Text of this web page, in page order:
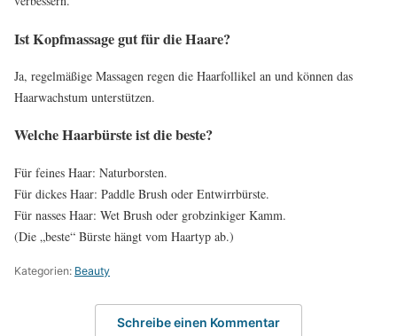
Ist Kopfmassage gut für die Haare?
Ja, regelmäßige Massagen regen die Haarfollikel an und können das
Haarwachstum unterstützen.
Welche Haarbürste ist die beste?
Für feines Haar: Naturborsten.
Für dickes Haar: Paddle Brush oder Entwirrbürste.
Für nasses Haar: Wet Brush oder grobzinkiger Kamm.
(Die „beste“ Bürste hängt vom Haartyp ab.)
Kategorien: Beauty
Schreibe einen Kommentar